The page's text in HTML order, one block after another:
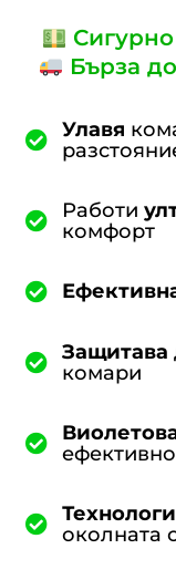
Бърза
Улавя
Работи
комфорт
Защитава
комари
околната